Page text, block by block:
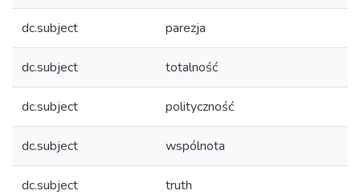
dc.subject parezja
dc.subject totalność
dc.subject polityczność
dc.subject wspólnota
dc.subject truth